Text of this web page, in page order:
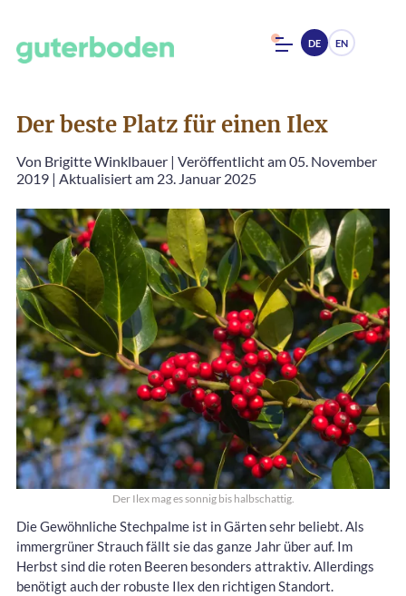
DE EN
Der beste Platz für einen Ilex
Von Brigitte Winklbauer | Veröffentlicht am 05. November
2019 | Aktualisiert am 23. Januar 2025
Der Ilex mag es sonnig bis halbschattig.
Die Gewöhnliche Stechpalme ist in Gärten sehr beliebt. Als
immergrüner Strauch fällt sie das ganze Jahr über auf. Im
Herbst sind die roten Beeren besonders attraktiv. Allerdings
benötigt auch der robuste Ilex den richtigen Standort.